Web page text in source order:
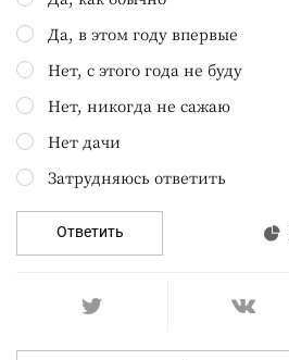
Да, в этом году впервые
Нет, с этого года не буду
Нет, никогда не сажаю
Нет дачи
Затрудняюсь ответить
Ответить